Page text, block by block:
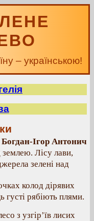
– українською!
Богдан-Ігор Антонич
землею. Лісу лави,
зелені над
колод дірявих
густі рябіють плями.
з узгір’їв лисих